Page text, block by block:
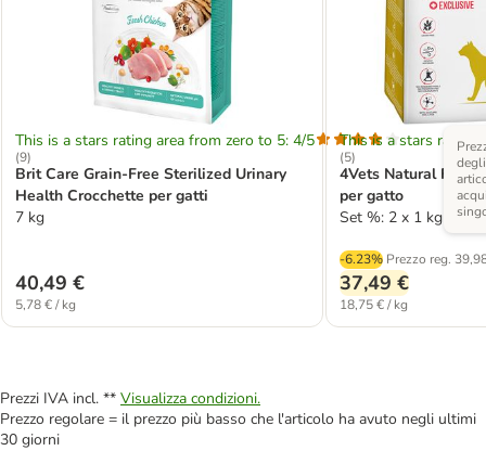
This is a stars rating area from zero to 5: 4/5
(9)
Brit Care Grain-Free Sterilized Urinary
Health Crocchette per gatti
7 kg
40,49 €
5,78 € / kg
This is a stars rating
(5)
4Vets Natural
per gatto
Set %: 2 x 1 kg
-6.23% Prezzo reg.
37,49 €
18,75 € / kg
Prezzi IVA incl. ** Visualizza condizioni.
Prezzo regolare = il prezzo più basso che l'articolo ha avuto negli ultimi
30 giorni